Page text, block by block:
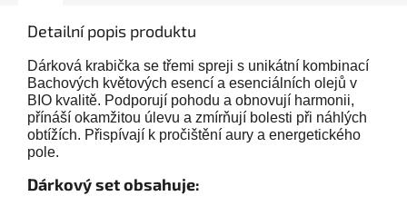
Detailní popis produktu
Dárková krabička se třemi spreji s unikátní kombinací
Bachových květových esencí a esenciálních olejů v
BIO kvalitě. Podporují pohodu a obnovují harmonii,
přínáší okamžitou úlevu a zmírňují bolesti při náhlých
obtížích. Přispívají k pročištění aury a energetického
pole.
Dárkový set obsahuje: